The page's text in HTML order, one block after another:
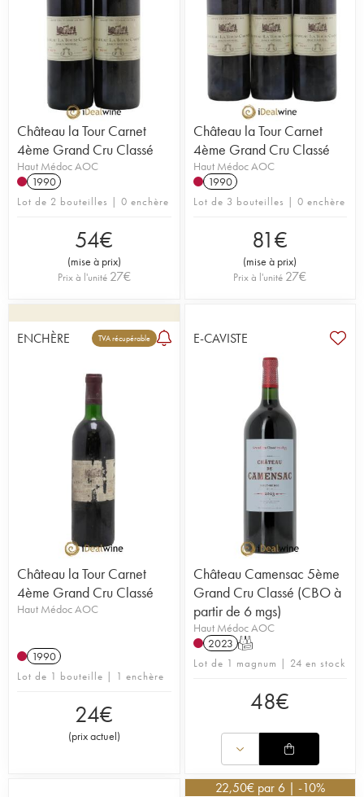
Château la Tour Carnet
4ème Grand Cru Classé
Haut Médoc AOC
1990
Lot de 2 bouteilles | 0 enchère
54€
(mise à prix)
Prix à l'unité 27€
Château la Tour Carnet
4ème Grand Cru Classé
Haut Médoc AOC
1990
Lot de 3 bouteilles | 0 enchère
81€
(mise à prix)
Prix à l'unité 27€
ENCHÈRE TVA récupérable
Château la Tour Carnet
4ème Grand Cru Classé
Haut Médoc AOC
1990
Lot de 1 bouteille | 1 enchère
24€
(prix actuel)
E-CAVISTE
Château Camensac 5ème
Grand Cru Classé (CBO à
partir de 6 mgs)
Haut Médoc AOC
2023 T
Lot de 1 magnum | 24 en stock
48€
22,50€ par 6 | -10%